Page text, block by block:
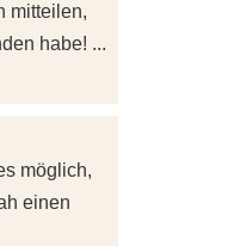
mitteilen,
habe! ...
möglich,
einen